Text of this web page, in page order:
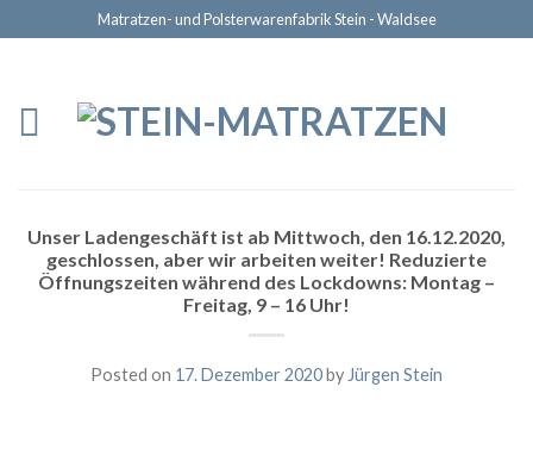
Matratzen- und Polsterwarenfabrik Stein - Waldsee
Unser Ladengeschäft ist ab Mittwoch, den 16.12.2020,
geschlossen, aber wir arbeiten weiter! Reduzierte
Öffnungszeiten während des Lockdowns: Montag –
Freitag, 9 – 16 Uhr!
Posted on 17. Dezember 2020by Jürgen Stein